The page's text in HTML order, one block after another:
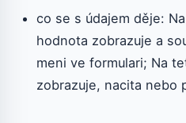
co se s údajem děje:
hodnota zobrazuje a
meni ve formulari; Na
zobrazuje, nacita nebo